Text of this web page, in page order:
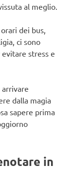
al meglio.
dei bus,
ci sono
stress e
arrivare
dalla magia
sapere prima
in